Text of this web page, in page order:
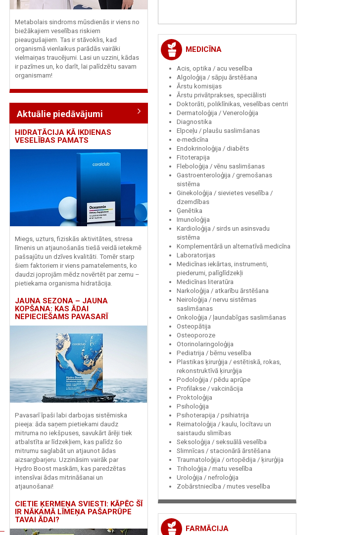
Metabolais sindroms mūsdienās ir viens no
biežākajiem veselības riskiem
pieaugušajiem. Tas ir stāvoklis, kad
organismā vienlaikus parādās vairāki
vielmaiņas traucējumi. Lasi un uzzini, kādas
ir pazīmes un, ko darīt, lai palīdzētu savam
organismam!
Aktuālie piedāvājumi
HIDRATĀCIJA KĀ IKDIENAS
VESELĪBAS PAMATS
Miegs, uzturs, fiziskās aktivitātes, stresa
līmenis un atjaunošanās tiešā veidā ietekmē
pašsajūtu un dzīves kvalitāti. Tomēr starp
šiem faktoriem ir viens pamatelements, ko
daudzi joprojām mēdz novērtēt par zemu –
pietiekama organisma hidratācija.
JAUNA SEZONA – JAUNA
KOPŠANA: KAS ĀDAI
NEPIECIEŠAMS PAVASARĪ
Pavasarī īpaši labi darbojas sistēmiska
pieeja: āda saņem pietiekami daudz
mitruma no iekšpuses, savukārt ārēji tiek
atbalstīta ar līdzekļiem, kas palīdz šo
mitrumu saglabāt un atjaunot ādas
aizsargbarjeru. Uzzināsim vairāk par
Hydro Boost maskām, kas paredzētas
intensīvai ādas mitrināšanai un
atjaunošanai!
CIETIE ĶERMEŅA SVIESTI: KĀPĒC ŠĪ
IR NĀKAMĀ LĪMEŅA PAŠAPRŪPE
TAVAI ĀDAI?
MEDICĪNA
Acis, optika / acu veselība
Algoloģija / sāpju ārstēšana
Ārstu komisijas
Ārstu privātprakses, speciālisti
Doktorāti, poliklīnikas, veselības centri
Dermatoloģija / Veneroloģija
Diagnostika
Elpceļu / plaušu saslimšanas
e-medicīna
Endokrinoloģija / diabēts
Fitoterapija
Fleboloģija / vēnu saslimšanas
Gastroenteroloģija / gremošanas
sistēma
Ginekoloģija / sievietes veselība /
dzemdības
Ģenētika
Imunoloģija
Kardioloģija / sirds un asinsvadu
sistēma
Komplementārā un alternatīvā medicīna
Laboratorijas
Medicīnas iekārtas, instrumenti,
piederumi, palīglīdzekļi
Medicīnas literatūra
Narkoloģija / atkarību ārstēšana
Neiroloģija / nervu sistēmas
saslimšanas
Onkoloģija / ļaundabīgas saslimšanas
Osteopātija
Osteoporoze
Otorinolaringoloģija
Pediatrija / bērnu veselība
Plastikas ķirurģija / estētiskā, rokas,
rekonstruktīvā ķirurģija
Podoloģija / pēdu aprūpe
Profilakse / vakcinācija
Proktoloģija
Psiholoģija
Psihoterapija / psihiatrija
Reimatoloģija / kaulu, locītavu un
saistaudu slimības
Seksoloģija / seksuālā veselība
Slimnīcas / stacionārā ārstēšana
Traumatoloģija / ortopēdija / ķirurģija
Triholoģija / matu veselība
Uroloģija / nefroloģija
Zobārstniecība / mutes veselība
FARMĀCIJA